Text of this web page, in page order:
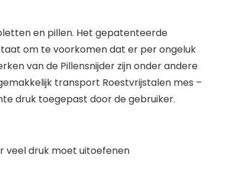
en pillen. Het gepatenteerde
om te voorkomen dat er per ongeluk
van de Pillensnijder zijn onder andere
transport Roestvrijstalen mes –
druk toegepast door de gebruiker.
veel druk moet uitoefenen